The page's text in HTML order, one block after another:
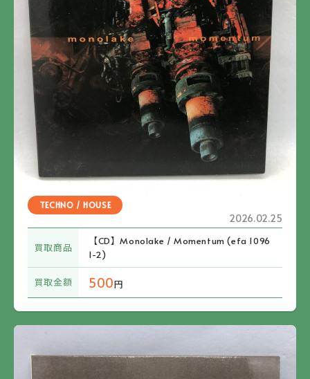
TECHNO / HOUSE
2026.02.25
買取商品
【CD】Monolake / Momentum (efa 1096
1-2)
買取金額 500円